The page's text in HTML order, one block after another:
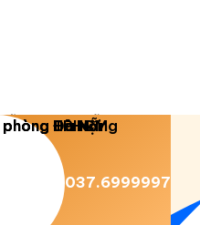
Luật Dương Gia